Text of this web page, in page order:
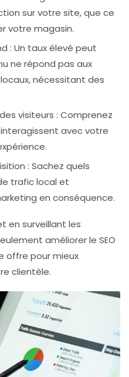
sur votre site, que ce
votre magasin.
: Un taux élevé peut
ne répond pas aux
nécessitant des
visiteurs : Comprenez
avec votre
: Sachez quels
trafic local et
en conséquence.
en surveillant les
améliorer le SEO
offre pour mieux
clientèle.